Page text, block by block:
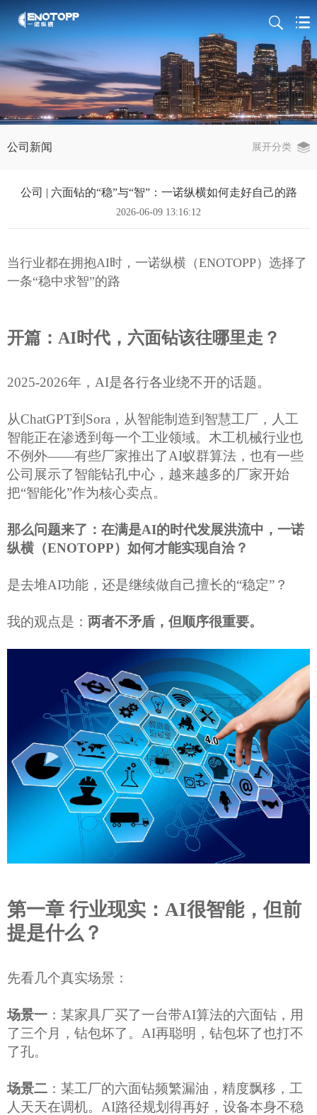
公司新闻 展开分类
公司 | 六面钻的“稳”与“智”：一诺纵横如何走好自己的路
2026-06-09 13:16:12
当行业都在拥抱AI时，一诺纵横 （ENOTOPP） 选择了
一条“稳中求智”的路
开篇： AI时代，六面钻该往哪里走？
2025-2026年，AI是各行各业绕不开的话题。
从ChatGPT到Sora，从智能制造到智慧工厂，人工
智能正在渗透到每一个工业领域。木工机械行业也
不例外——有些厂家推出了AI蚁群算法， 也有一些
公司 展示了智能钻孔中心，越来越多的厂家开始
把“智能化”作为核心卖点。
那么问题来了： 在满是AI的时代发展洪流中， 一诺
纵横 （ENOTOPP） 如何才能实现自洽？
是去堆AI功能，还是继续做自己擅长的“稳定”？
我的观点是： 两者不矛盾，但顺序很重要。
第一章 行业现实： AI很智能，但前
提是什么？
先看几个真实场景：
场景一 ：某家具厂买了一台带AI算法的六面钻，用
了三个月，钻包坏了。AI再聪明，钻包坏了也打不
了孔。
场景二 ：某工厂的六面钻频繁漏油，精度飘移，工
人天天在调机。 AI路径规划得再好，设备本身不稳